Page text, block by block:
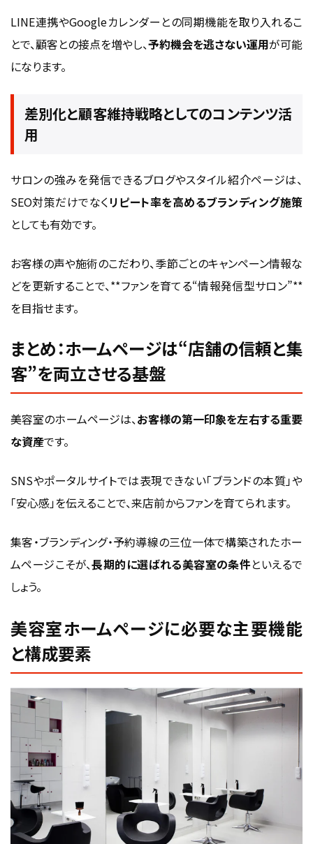
LINE連携やGoogleカレンダーとの同期機能を取り入れるこ
とで、顧客との接点を増やし、予約機会を逃さない運用が可能
になります。
差別化と顧客維持戦略としてのコンテンツ活
用
サロンの強みを発信できるブログやスタイル紹介ページは、
SEO対策だけでなくリピート率を高めるブランディング施策
としても有効です。
お客様の声や施術のこだわり、季節ごとのキャンペーン情報な
どを更新することで、**ファンを育てる“情報発信型サロン”**
を目指せます。
まとめ：ホームページは“店舗の信頼と集
客”を両立させる基盤
美容室のホームページは、お客様の第一印象を左右する重要
な資産です。
SNSやポータルサイトでは表現できない「ブランドの本質」や
「安心感」を伝えることで、来店前からファンを育てられます。
集客・ブランディング・予約導線の三位一体で構築されたホー
ムページこそが、長期的に選ばれる美容室の条件といえるで
しょう。
美容室ホームページに必要な主要機能
と構成要素